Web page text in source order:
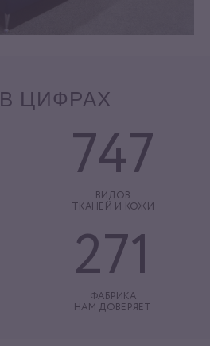
В ЦИФРАХ
747
ВИДОВ
ТКАНЕЙ И КОЖИ
271
ФАБРИКА
НАМ ДОВЕРЯЕТ